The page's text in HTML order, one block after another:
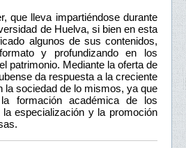
que lleva impartiéndose durante
de Huelva, si bien en esta
algunos de sus contenidos,
y profundizando en los
patrimonio. Mediante la oferta de
da respuesta a la creciente
la sociedad de lo mismos, ya que
formación académica de los
especialización y la promoción